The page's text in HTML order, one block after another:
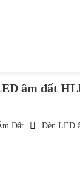
âm đất
Đất Đèn LED